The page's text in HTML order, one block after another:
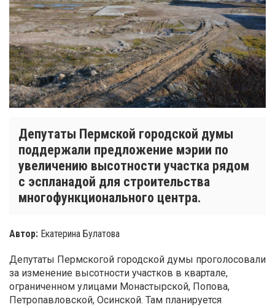
Депутаты Пермской городской думы
поддержали предложение мэрии по
увеличению высотности участка рядом
с эспланадой для строительства
многофункционального центра.
Автор: Екатерина Булатова
Депутаты Пермскогой городской думы проголосовали
за изменение высотности участков в квартале,
ограниченном улицами Монастырской, Попова,
Петропавловской, Осинской. Там планируется